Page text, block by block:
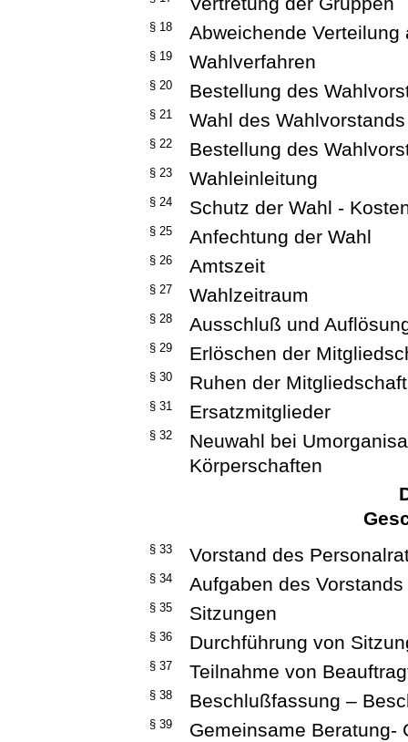
§ 18 Abweichende Verteilung
§ 19 Wahlverfahren
§ 20 Bestellung des
§ 21 Wahl des
§ 22 Bestellung des
§ 23 Wahleinleitung
§ 24 Schutz der Wahl -
§ 25 Anfechtung der Wahl
§ 26 Amtszeit
§ 27 Wahlzeitraum
§ 28 Ausschluß und
§ 29 Erlöschen der
§ 30 Ruhen der Mitgliedschaft
§ 31 Ersatzmitglieder
§ 32
Neuwahl bei
Körperschaften
§ 33 Vorstand des
§ 34 Aufgaben des Vorstands
§ 35 Sitzungen
§ 36 Durchführung von
§ 37 Teilnahme von
§ 38 Beschlußfassung –
§ 39 Gemeinsame Beratung-